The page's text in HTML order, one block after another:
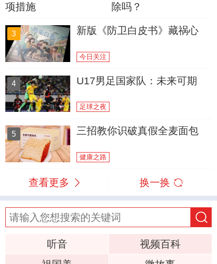
项措施
除吗？
3 新版《防卫白皮书》藏祸心
今日关注
4 U17男足国家队：未来可期
足球之夜
5 三招教你识破真假全麦面包
健康之路
查看更多 换一换
听音
视频百科